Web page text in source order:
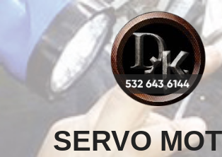
Skip
content
SERVO